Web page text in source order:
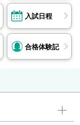
入試日程
合格体験記